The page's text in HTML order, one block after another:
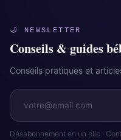
🌙 NEWSLETTER
Conseils & guides
Conseils pratiques et
Désabonnement en un clic ·